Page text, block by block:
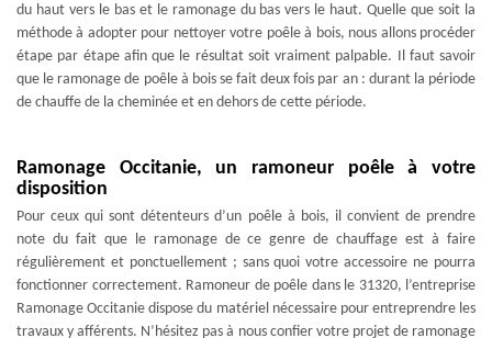
du haut vers le bas et le ramonage du bas vers le haut. Quelle que soit la
méthode à adopter pour nettoyer votre poêle à bois, nous allons procéder
étape par étape afin que le résultat soit vraiment palpable. Il faut savoir
que le ramonage de poêle à bois se fait deux fois par an : durant la période
de chauffe de la cheminée et en dehors de cette période.
Ramonage Occitanie, un ramoneur poêle à votre
disposition
Pour ceux qui sont détenteurs d’un poêle à bois, il convient de prendre
note du fait que le ramonage de ce genre de chauffage est à faire
régulièrement et ponctuellement ; sans quoi votre accessoire ne pourra
fonctionner correctement. Ramoneur de poêle dans le 31320, l’entreprise
Ramonage Occitanie dispose du matériel nécessaire pour entreprendre les
travaux y afférents. N’hésitez pas à nous confier votre projet de ramonage